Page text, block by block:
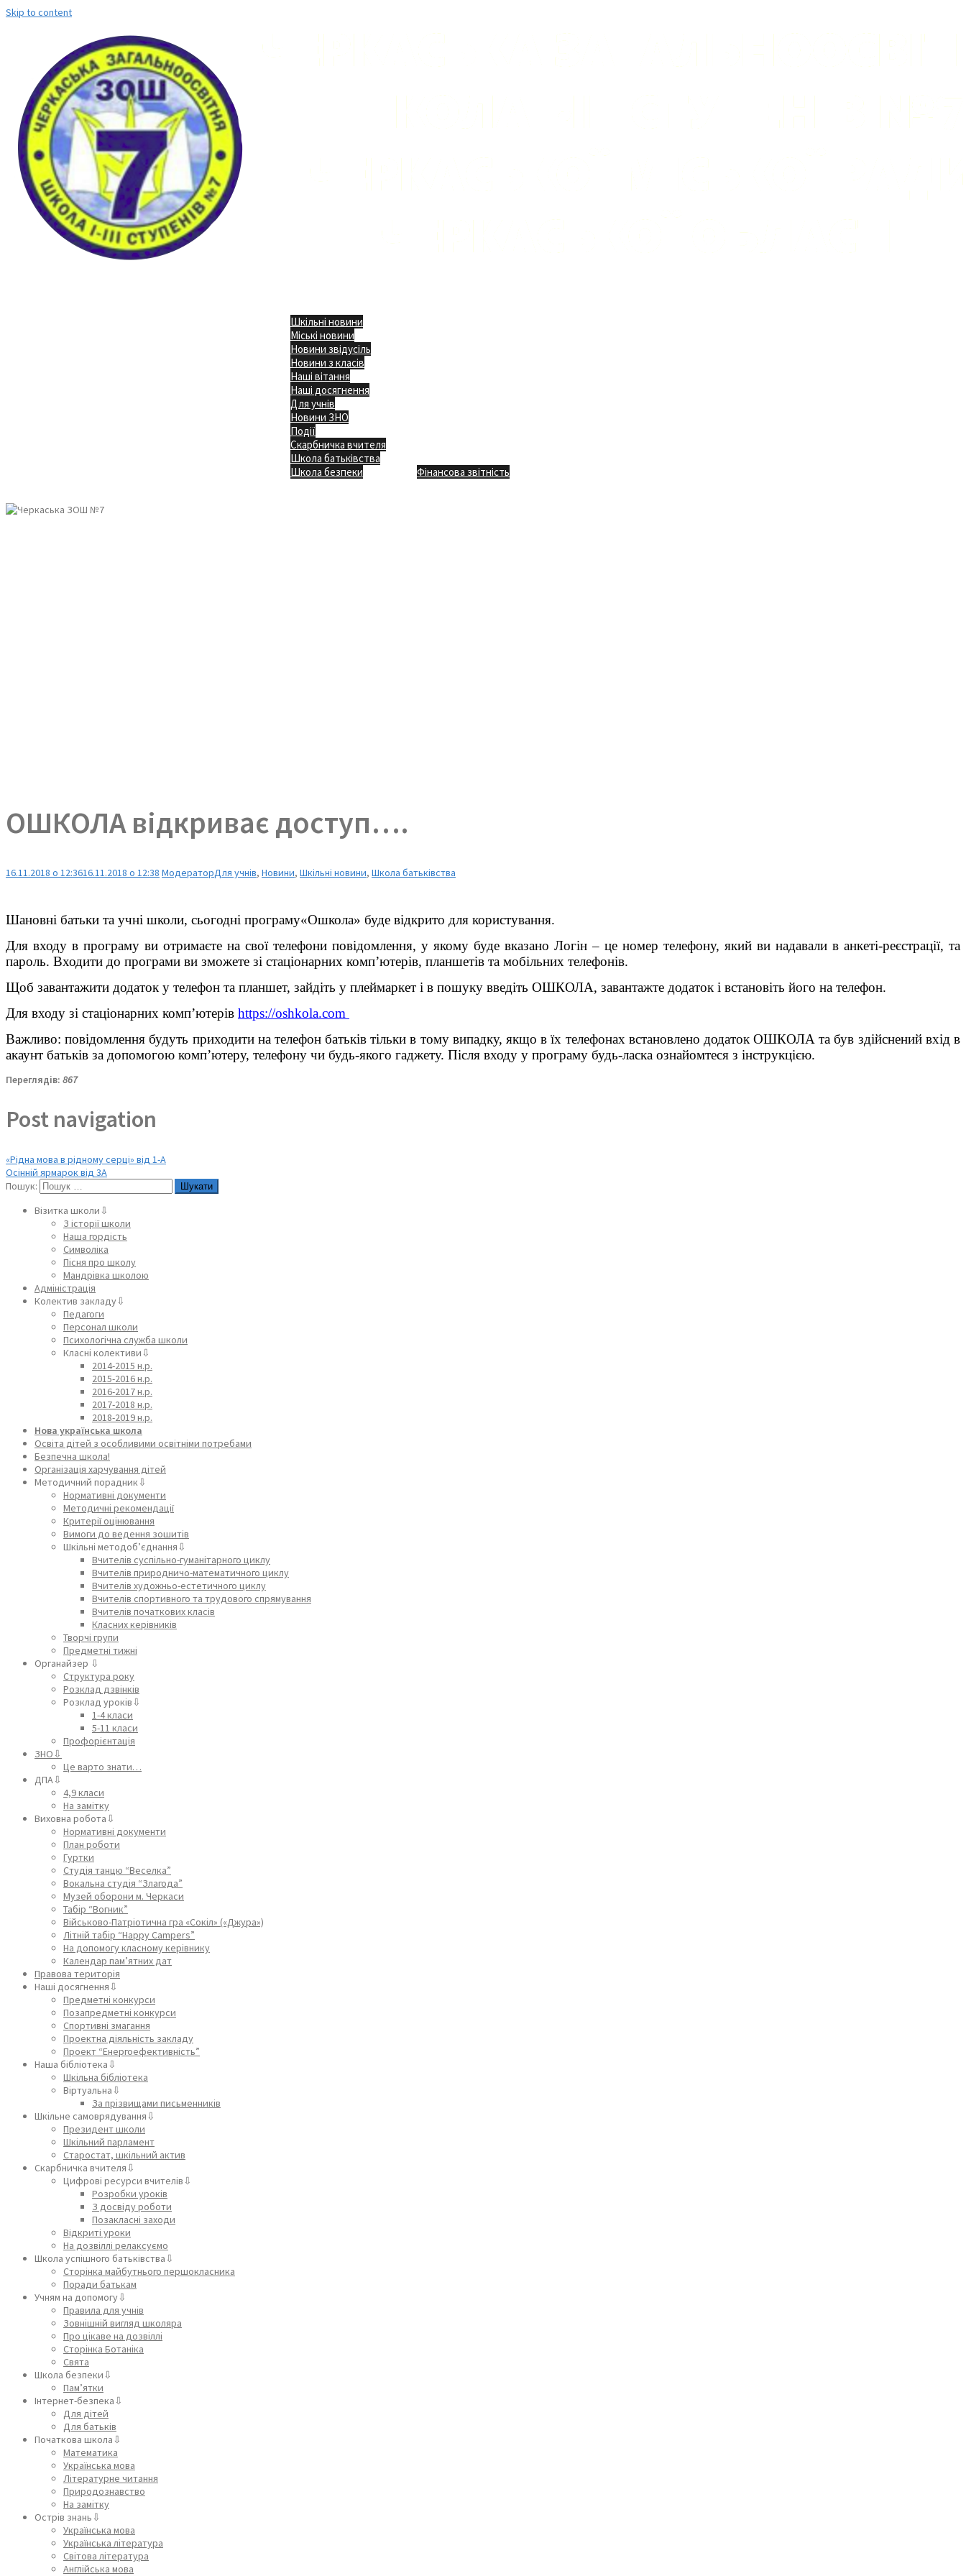
Skip to content
Шкільні новини
Міські новини
Новини звідусіль
Новини з класів
Наші вітання
Наші досягнення
Для учнів
Новини ЗНО
Події
Скарбничка вчителя
Школа батьківства
Школа безпеки
Фінансова звітність
ОШКОЛА відкриває доступ….
16.11.2018 о 12:3616.11.2018 о 12:38 МодераторДля учнів, Новини, Шкільні новини, Школа батьківства
Шановні батьки та учні школи, сьогодні програму«Ошкола» буде відкрито для користування.
Для входу в програму ви отримаєте на свої телефони повідомлення, у якому буде вказано Логін – це номер телефону, який ви надавали в анкеті-реєстрації, та
пароль. Входити до програми ви зможете зі стаціонарних комп’ютерів, планшетів та мобільних телефонів.
Щоб завантажити додаток у телефон та планшет, зайдіть у плеймаркет і в пошуку введіть ОШКОЛА, завантажте додаток і встановіть його на телефон.
Для входу зі стаціонарних комп’ютерів https://oshkola.com
Важливо: повідомлення будуть приходити на телефон батьків тільки в тому випадку, якщо в їх телефонах встановлено додаток ОШКОЛА та був здійснений вхід в
акаунт батьків за допомогою комп’ютеру, телефону чи будь-якого гаджету. Після входу у програму будь-ласка ознайомтеся з інструкцією.
Переглядів: 867
Post navigation
«Рідна мова в рідному серці» від 1-А
Осінній ярмарок від 3А
Пошук:
Візитка школи⇩
З історії школи
Наша гордість
Символіка
Пісня про школу
Мандрівка школою
Адміністрація
Колектив закладу⇩
Педагоги
Персонал школи
Психологічна служба школи
Класні колективи⇩
2014-2015 н.р.
2015-2016 н.р.
2016-2017 н.р.
2017-2018 н.р.
2018-2019 н.р.
Нова українська школа
Освіта дітей з особливими освітніми потребами
Безпечна школа!
Організація харчування дітей
Методичний порадник⇩
Нормативні документи
Методичні рекомендації
Критерії оцінювання
Вимоги до ведення зошитів
Шкільні методоб’єднання⇩
Вчителів суспільно-гуманітарного циклу
Вчителів природничо-математичного циклу
Вчителів художньо-естетичного циклу
Вчителів спортивного та трудового спрямування
Вчителів початкових класів
Класних керівників
Творчі групи
Предметні тижні
Органайзер ⇩
Структура року
Розклад дзвінків
Розклад уроків⇩
1-4 класи
5-11 класи
Профорієнтація
ЗНО⇩
Це варто знати…
ДПА⇩
4,9 класи
На замітку
Виховна робота⇩
Нормативні документи
План роботи
Гуртки
Студія танцю “Веселка”
Вокальна студія “Злагода”
Музей оборони м. Черкаси
Табір “Вогник”
Військово-Патріотична гра «Сокіл» («Джура»)
Літній табір “Happy Campers”
На допомогу класному керівнику
Календар пам’ятних дат
Правова територія
Наші досягнення⇩
Предметні конкурси
Позапредметні конкурси
Спортивні змагання
Проектна діяльність закладу
Проект “Енергоефективність”
Наша бібліотека⇩
Шкільна бібліотека
Віртуальна⇩
За прізвищами письменників
Шкільне самоврядування⇩
Президент школи
Шкільний парламент
Старостат, шкільний актив
Скарбничка вчителя⇩
Цифрові ресурси вчителів⇩
Розробки уроків
З досвіду роботи
Позакласні заходи
Відкриті уроки
На дозвіллі релаксуємо
Школа успішного батьківства⇩
Сторінка майбутнього першокласника
Поради батькам
Учням на допомогу⇩
Правила для учнів
Зовнішній вигляд школяра
Про цікаве на дозвіллі
Сторінка Ботаніка
Свята
Школа безпеки⇩
Пам’ятки
Інтернет-безпека⇩
Для дітей
Для батьків
Початкова школа⇩
Математика
Українська мова
Літературне читання
Природознавство
На замітку
Острів знань⇩
Українська мова
Українська література
Світова література
Англійська мова